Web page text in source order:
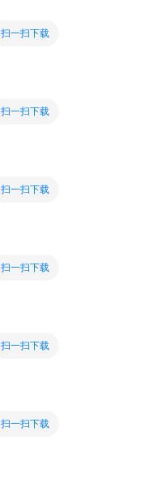
扫一扫下载
扫一扫下载
扫一扫下载
扫一扫下载
扫一扫下载
扫一扫下载